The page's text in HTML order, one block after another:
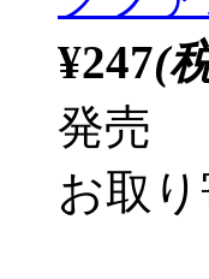
¥247(
発売
お取